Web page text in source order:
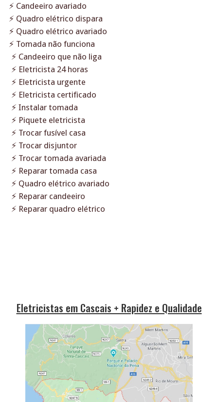
⚡ Candeeiro avariado
⚡ Quadro elétrico dispara
⚡ Quadro elétrico avariado
⚡ Tomada não funciona
⚡ Candeeiro que não liga
⚡ Eletricista 24 horas
⚡ Eletricista urgente
⚡ Eletricista certificado
⚡ Instalar tomada
⚡ Piquete eletricista
⚡ Trocar fusível casa
⚡ Trocar disjuntor
⚡ Trocar tomada avariada
⚡ Reparar tomada casa
⚡ Quadro elétrico avariado
⚡ Reparar candeeiro
⚡ Reparar quadro elétrico
Eletricistas em Cascais + Rapidez e Qualidade